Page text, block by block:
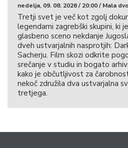
nedelja, 09. 08. 2026 / 20:00 / Mala
Tretji svet je več kot zgolj
legendarni zagrebški skupini, ki
glasbeno sceno nekdanje
dveh ustvarjalnih nasprotjih:
Sacherju. Film skozi odkrite
srečanje v studiu in bogato
kako je občutljivost za
nekoč združila dva ustvarjalna
tretjega.